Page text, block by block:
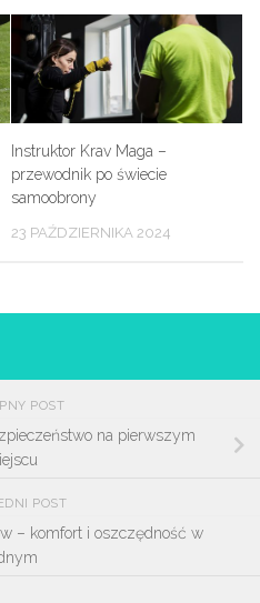
Instruktor Krav Maga –
przewodnik po świecie
samoobrony
23 PAŹDZIERNIKA 2024
POST
na pierwszym
POST
– komfort i oszczędność w